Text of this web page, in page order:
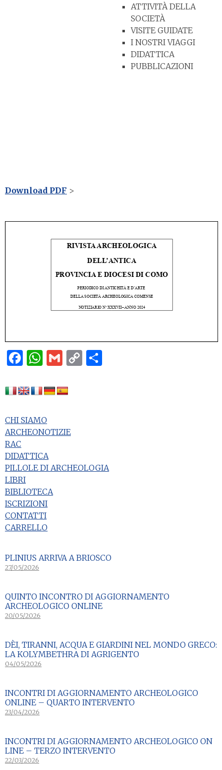
ATTIVITÀ DELLA
SOCIETÀ
VISITE GUIDATE
I NOSTRI VIAGGI
DIDATTICA
PUBBLICAZIONI
Download PDF >
Facebook
WhatsApp
Gmail
Copy
CHI SIAMO
ARCHEONOTIZIE
RAC
DIDATTICA
PILLOLE DI ARCHEOLOGIA
LIBRI
BIBLIOTECA
ISCRIZIONI
CONTATTI
CARRELLO
PLINIUS ARRIVA A BRIOSCO
27/05/2026
QUINTO INCONTRO DI AGGIORNAMENTO
ARCHEOLOGICO ONLINE
20/05/2026
DÈI, TIRANNI, ACQUA E GIARDINI NEL MONDO GRECO:
LA KOLYMBETHRA DI AGRIGENTO
04/05/2026
INCONTRI DI AGGIORNAMENTO ARCHEOLOGICO
ONLINE – QUARTO INTERVENTO
23/04/2026
INCONTRI DI AGGIORNAMENTO ARCHEOLOGICO ON
LINE – TERZO INTERVENTO
22/03/2026